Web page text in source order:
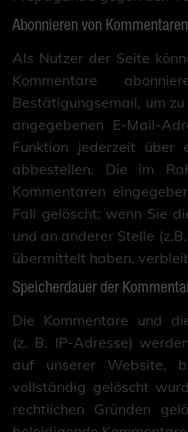
Abonnieren von Kommentaren
Als Nutzer der Seite
Kommentare
Bestätigungsemail, um
angegebenen E-Mail-
Funktion jederzeit über
abbestellen. Die im
Kommentaren
Fall gelöscht; wenn Sie
und an anderer Stelle
übermittelt haben,
Speicherdauer der
Die Kommentare und
(z. B. IP-Adresse)
auf unserer Website,
vollständig gelöscht
rechtlichen Gründen